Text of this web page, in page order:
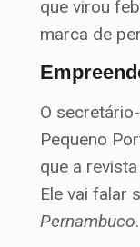
que virou
marca de
O
Pequeno
que a
Ele vai falar
Pernambuco.